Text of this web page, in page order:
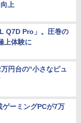
上
Q7D Pro」。圧巻の
上体験に
円台の“小さなピュ
ーミングPCが7万